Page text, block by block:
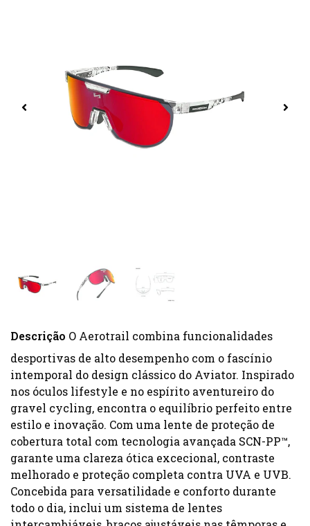
Descrição O Aerotrail combina funcionalidades
desportivas de alto desempenho com o fascínio
intemporal do design clássico do Aviator. Inspirado
nos óculos lifestyle e no espírito aventureiro do
gravel cycling, encontra o equilíbrio perfeito entre
estilo e inovação. Com uma lente de proteção de
cobertura total com tecnologia avançada SCN-PP™,
garante uma clareza ótica excecional, contraste
melhorado e proteção completa contra UVA e UVB.
Concebida para versatilidade e conforto durante
todo o dia, inclui um sistema de lentes